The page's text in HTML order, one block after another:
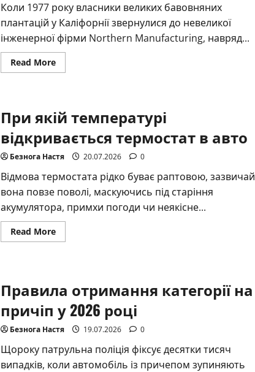
Коли 1977 року власники великих бавовняних
плантацій у Каліфорнії звернулися до невеликої
інженерної фірми Northern Manufacturing, навряд...
Read MoreRead
more
світі:
історія
Bud
747
та
місце
в
історії
техніки
При якій температурі
відкривається термостат в авто
Безнога Настя 20.07.2026 0
Відмова термостата рідко буває раптовою, зазвичай
вона повзе поволі, маскуючись під старіння
акумулятора, примхи погоди чи неякісне...
Read MoreRead
more
термостат
в
авто
Правила отримання категорії на
причіп у 2026 році
Безнога Настя 19.07.2026 0
Щороку патрульна поліція фіксує десятки тисяч
випадків, коли автомобіль із причепом зупиняють